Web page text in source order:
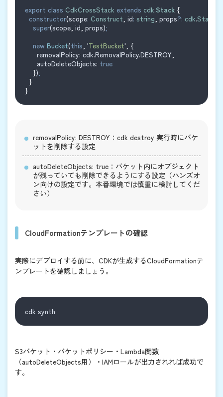
export class CdkCrossStack extends cdk.Stack {
constructor(scope: Construct id: string props?: cdk.
super(scope id props);
new Bucket(this 'TestBucket' {
removalPolicy: cdk.RemovalPolicy.DESTROY
autoDeleteObjects: true
});
}
}
removalPolicy: DESTROY ：cdk destroy 実行時にバケ
ットを削除する設定
autoDeleteObjects: true ：バケット内にオブジェクト
が残っていても削除できるようにする設定（ハンズオ
ン向けの設定です。本番環境では慎重に検討してくだ
さい）
CloudFormationテンプレートの確認
実際にデプロイする前に、CDKが生成するCloudFormationテ
ンプレートを確認しましょう。
cdk synth
S3バケット・バケットポリシー・Lambda関数
（autoDeleteObjects用）・IAMロールが出力されれば成功で
す。